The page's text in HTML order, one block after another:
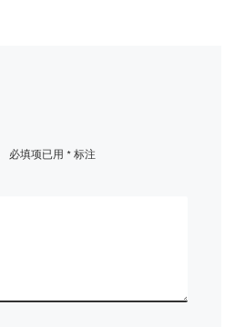
必填项已用 *标注